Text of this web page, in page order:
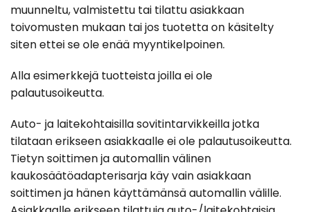
muunneltu, valmistettu tai tilattu asiakkaan
toivomusten mukaan tai jos tuotetta on käsitelty
siten ettei se ole enää myyntikelpoinen.
Alla esimerkkejä tuotteista joilla ei ole
palautusoikeutta.
Auto- ja laitekohtaisilla sovitintarvikkeilla jotka
tilataan erikseen asiakkaalle ei ole palautusoikeutta.
Tietyn soittimen ja automallin välinen
kaukosäätöadapterisarja käy vain asiakkaan
soittimen ja hänen käyttämänsä automallin välille.